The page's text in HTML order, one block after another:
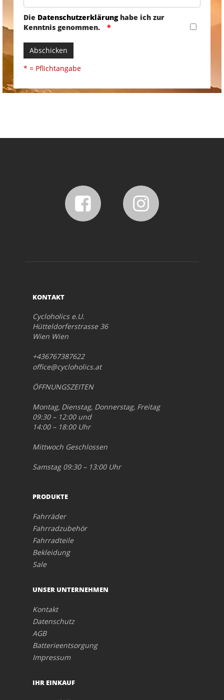
Die Datenschutzerklärunghabe ich zur
Kenntnis genommen.
Abschicken
* = Pflichtangabe
KONTAKT
Cycloholics e.U.
Hütteldorferstrasse 36
Wien Wien
+436767387622
office@cycloholics.at
ÖFFNUNGSZEITEN
Montag, Dienstag, Donnerstag, Freitag
09:30 – 12:00 und
14:00 – 18:00 Uhr
Mittwoch Geschlossen
Samstag 09:30 – 13:00 Uhr
PRODUKTE
Fahrräder
Fahrradzubehör
Fahrradteile
Bekleidung
Sale
UNSER UNTERNEHMEN
Kontakt
Datenschutz
AGB
Batterieentsorgung
Impressum
IHR EINKAUF